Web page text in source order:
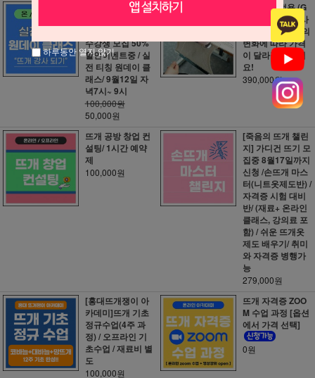
[줌으로 진행하는
수강생 모집 50%
할인이벤트중 / 실
전 티칭 원데이 클
래스/ 9월12일 자
녁7시~ 9시
100,000원
50,000원
수편기 가정용 (G
K-370) 젤 작은 사
이즈 / 일본 엔화의
변화에 따라 가격
이 달라질수 있어
요!
390,000원
뜨개 공방 창업 컨
설팅/ 1시간 예약
제
100,000원
[죽음의 뜨개 챌린
지] 가디건 뜨기 모
집중 8월17일까지
신청 /손뜨개 마스
터(니트옷제도반) /
자격증 시험 대비
반/ (재료+ 온라인
클래스, 강의료 포
함) / 쉬운 뜨개옷
제도 배우기/ 취미
와 자격증 병행가
능
279,000원
[홍대뜨개쟁이 아
카데미]뜨개 기초
정규수업(4주 과
정) / 오프라인 기
초수업 / 재료비 별
도
100,000원
뜨개 자격증 ZOO
M 수업 과정 [옵션
에서 가격 선택]
0원
하루동안 열지 않기